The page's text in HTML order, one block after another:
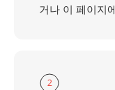
거나 이 페이지
2